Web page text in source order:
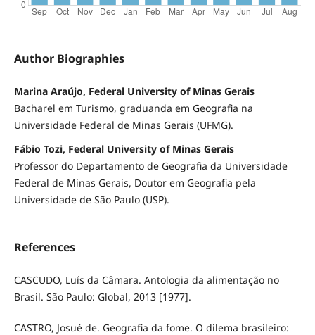
Author Biographies
Marina Araújo, Federal University of Minas Gerais
Bacharel em Turismo, graduanda em Geografia na
Universidade Federal de Minas Gerais (UFMG).
Fábio Tozi, Federal University of Minas Gerais
Professor do Departamento de Geografia da Universidade
Federal de Minas Gerais, Doutor em Geografia pela
Universidade de São Paulo (USP).
References
CASCUDO, Luís da Câmara. Antologia da alimentação no
Brasil. São Paulo: Global, 2013 [1977].
CASTRO, Josué de. Geografia da fome. O dilema brasileiro: